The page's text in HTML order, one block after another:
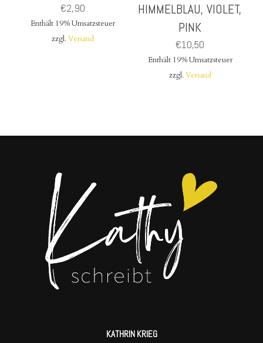
€2,90
Enthält 19% Umsatzsteuer
zzgl.Versand
HIMMELBLAU, VIOLET,
PINK
€10,50
Enthält 19% Umsatzsteuer
zzgl. Versand
KATHRIN KRIEG